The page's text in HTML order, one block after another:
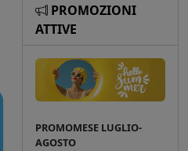
PROMOZIONI
ATTIVE
PROMOMESE LUGLIO-
AGOSTO